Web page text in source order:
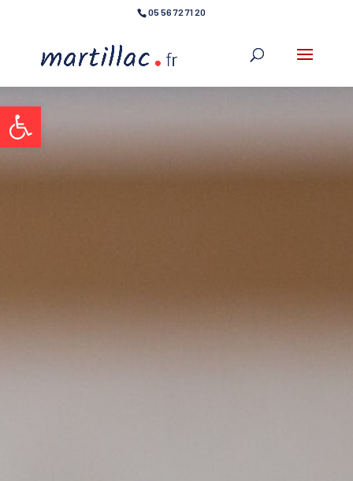
Ouvrir la barre d’outils
05 56 72 71 20